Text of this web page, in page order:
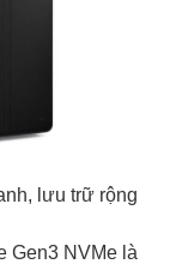
lưu trữ rộng
Gen3 NVMe là